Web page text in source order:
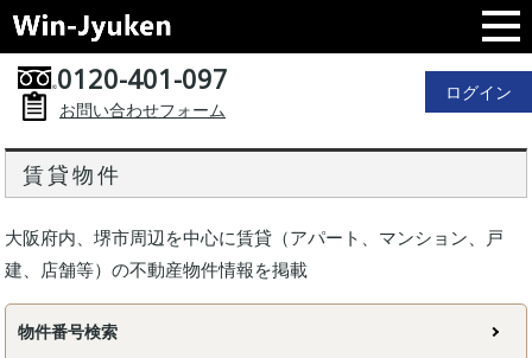
0120-401-097
お問い合わせフォーム
ログイン
賃貸物件
大阪府内、堺市周辺を中心に賃貸（アパート、マンション、戸
建、店舗等）の不動産物件情報を掲載
物件番号検索